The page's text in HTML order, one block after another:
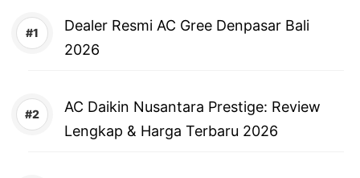
Dealer Resmi AC Gree Denpasar Bali
2026
AC Daikin Nusantara Prestige: Review
Lengkap & Harga Terbaru 2026